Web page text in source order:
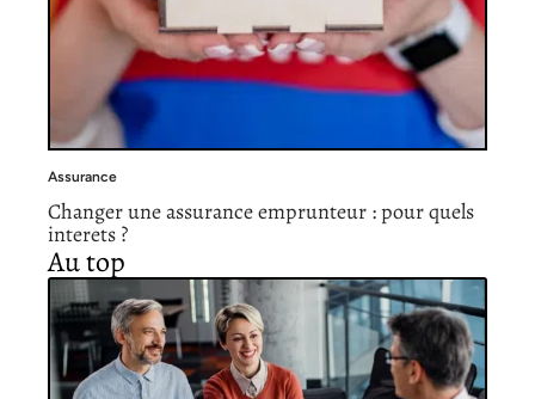
Assurance
Changer une assurance emprunteur : pour quels
interets ?
Au top